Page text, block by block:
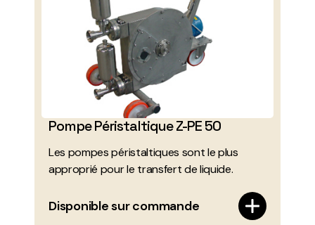
Pompe Péristaltique Z-PE 50
Les pompes péristaltiques sont le plus
approprié pour le transfert de liquide.
Disponible sur commande